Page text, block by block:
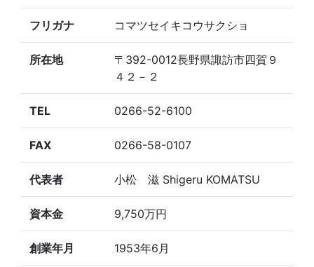
フリガナ コマツセイキコウサクショ
所在地
〒392-0012長野県諏訪市四賀９
４２－２
TEL 0266-52-6100
FAX 0266-58-0107
代表者 小松 滋 Shigeru KOMATSU
資本金 9,750万円
創業年月 1953年6月